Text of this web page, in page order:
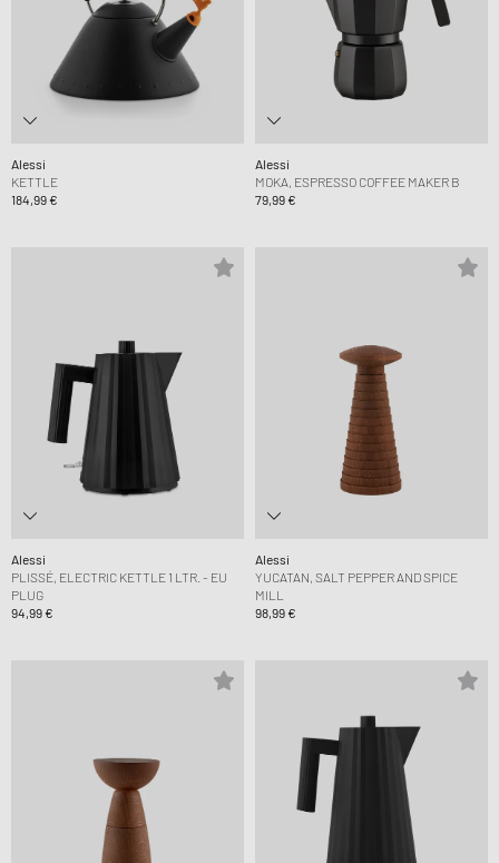
Alessi
KETTLE
184,99 €
Alessi
MOKA, ESPRESSO COFFEE MAKER B
79,99 €
Alessi
PLISSÉ, ELECTRIC KETTLE 1 LTR. - EU
PLUG
94,99 €
Alessi
YUCATAN, SALT PEPPER AND SPICE
MILL
98,99 €